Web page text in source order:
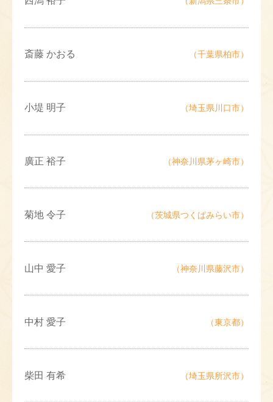
斎藤 かおる （千葉県柏市）
小堤 明子 （埼玉県川口市）
廣正 裕子 （神奈川県茅ヶ崎市）
菊地 令子 （茨城県つくばみらい市）
山中 愛子 （神奈川県藤沢市）
中村 愛子 （東京都）
柴田 有希 （埼玉県所沢市）